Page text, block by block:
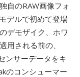
自のRAW画像フォ
デルで初めて登場
デモザイク、ホワ
用される前の、
ンサーデータをキ
のコンシューマー